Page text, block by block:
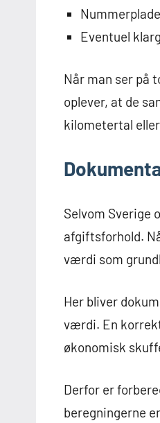
Eventuel
Når man ser på
oplever, at de
kilometertal
Selvom Sverige
afgiftsforhold.
værdi som
Her bliver
værdi. En
økonomisk
Derfor er
beregningerne